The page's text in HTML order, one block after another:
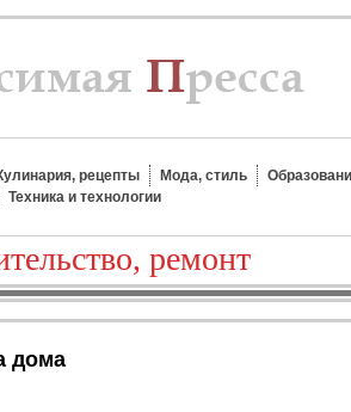
рецепты Мода, стиль
Техника и технологии
ремонт
дома